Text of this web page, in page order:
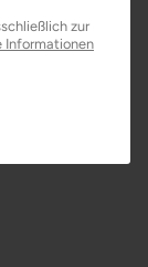
zur
Informationen